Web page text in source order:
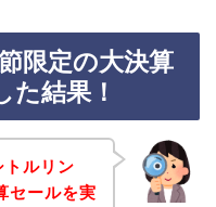
限定の大決算
た結果！
トルリン
セールを実